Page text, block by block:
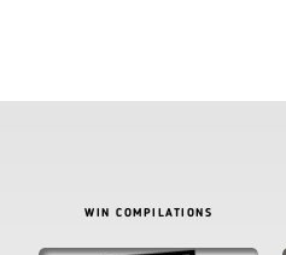
WIN COMPILATIONS